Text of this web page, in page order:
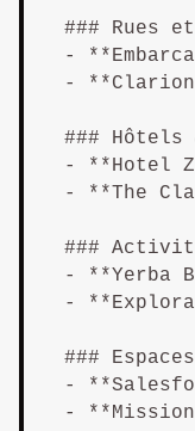
### Rues
-
-
### Hôtels
- **Hotel
- **The
###
- **Yerba
-
###
-
-